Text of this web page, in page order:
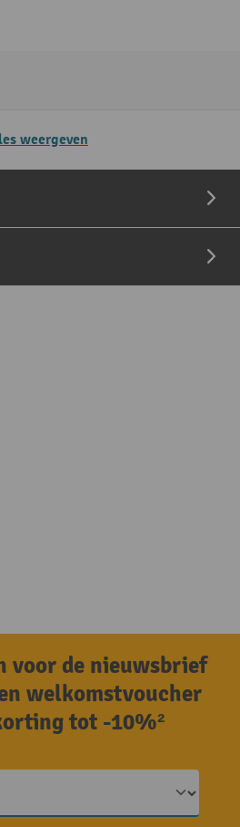
weergeven
voor de nieuwsbrief
welkomstvoucher
tot -10%²